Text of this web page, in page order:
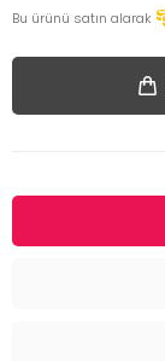
Bu ürünü satın alarak